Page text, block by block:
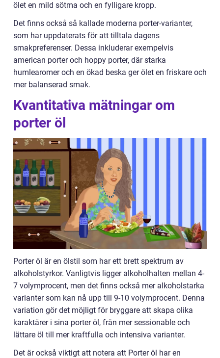
ölet en mild sötma och en fylligare kropp.
Det finns också så kallade moderna porter-varianter,
som har uppdaterats för att tilltala dagens
smakpreferenser. Dessa inkluderar exempelvis
american porter och hoppy porter, där starka
humlearomer och en ökad beska ger ölet en friskare och
mer balanserad smak.
Kvantitativa mätningar om
porter öl
Porter öl är en ölstil som har ett brett spektrum av
alkoholstyrkor. Vanligtvis ligger alkoholhalten mellan 4-
7 volymprocent, men det finns också mer alkoholstarka
varianter som kan nå upp till 9-10 volymprocent. Denna
variation gör det möjligt för bryggare att skapa olika
karaktärer i sina porter öl, från mer sessionable och
lättare öl till mer kraftfulla och intensiva varianter.
Det är också viktigt att notera att Porter öl har en